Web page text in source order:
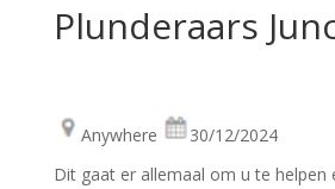
Plunderaars
Anywhere
30/12/2024
Dit gaat er allemaal om u te helpen